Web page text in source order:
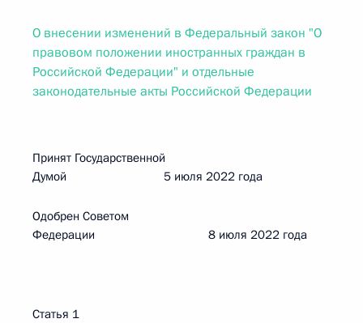
О внесении изменений в Федеральный закон "О
правовом положении иностранных граждан в
Российской Федерации" и отдельные
законодательные акты Российской Федерации
Принят Государственной
Думой 5 июля 2022 года
Одобрен Советом
Федерации 8 июля 2022 года
Статья 1